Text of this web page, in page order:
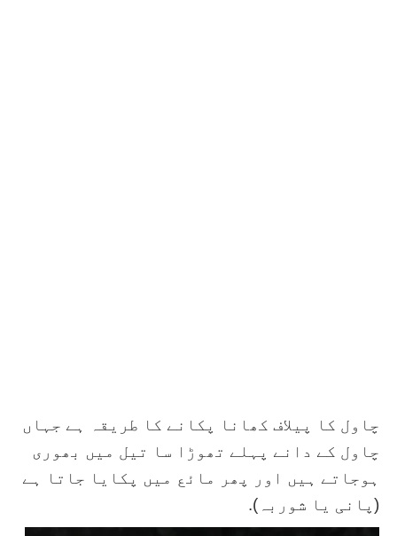
چاول کا پیلاف کھانا پکانے کا طریقہ ہے جہاں
چاول کے دانے پہلے تھوڑا سا تیل میں بھوری
ہوجاتے ہیں اور پھر مائع میں پکایا جاتا ہے
(پانی یا شوربہ).